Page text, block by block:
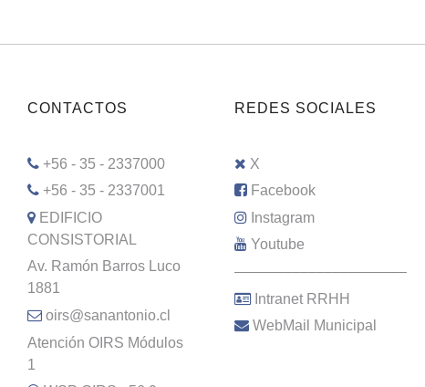
CONTACTOS
+56 - 35 - 2337000
+56 - 35 - 2337001
EDIFICIO
CONSISTORIAL
Av. Ramón Barros Luco
1881
oirs@sanantonio.cl
Atención OIRS Módulos
1
REDES SOCIALES
X
Facebook
Instagram
Youtube
–––––––––––––––––––––
Intranet RRHH
WebMail Municipal